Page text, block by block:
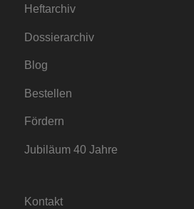
Heftarchiv
Dossierarchiv
Blog
Bestellen
Fördern
Jubiläum 40 Jahre
Kontakt